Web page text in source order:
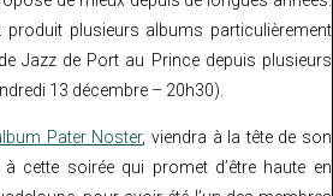
plusieurs albums particulièrement
Jazz de Port au Prince depuis plusieurs
13 décembre – 20h30).
Pater Noster, viendra à la tête de son
cette soirée qui promet d’être haute en